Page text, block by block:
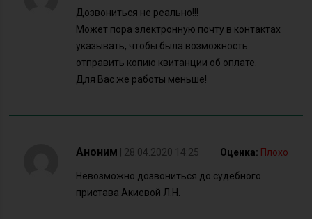
Дозвониться не реально!!!
Может пора электронную почту в контактах
указывать, чтобы была возможность
отправить копию квитанции об оплате.
Для Вас же работы меньше!
Аноним | 28.04.2020 14:25 Оценка: Плохо
Невозможно дозвониться до судебного
пристава Акиевой Л.Н.